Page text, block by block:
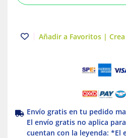
2P+T
100
Añadir a Favoritos |
Envío gratis en tu pedido
El envío gratis no aplica
cuentan con la leyenda: *El